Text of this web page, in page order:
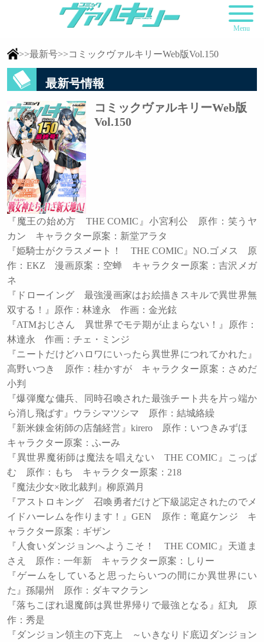
Menu
>>最新号>>コミックヴァルキリーWeb版Vol.150
最新号情報
コミックヴァルキリーWeb版
Vol.150
『魔王の始め方 THE COMIC』小宮利公 原作：笑うヤ
カン キャラクター原案：新堂アラタ
『姫騎士がクラスメート！ THE COMIC』NO.ゴメス 原
作：EKZ 漫画原案：空蝉 キャラクター原案：吉沢メガ
ネ
『ドローイング 最強漫画家はお絵描きスキルで異世界無
双する！』原作：林達永 作画：金光鉉
『ATMおじさん 異世界でモテ期が止まらない！』原作：
林達永 作画：チェ・ミンジ
『ニートだけどハロワにいったら異世界につれてかれた』
高野いつき 原作：桂かすが キャラクター原案：さめだ
小判
『爆弾魔な傭兵、同時召喚された最強チート共を片っ端か
ら消し飛ばす』ウラシマツシマ 原作：結城絡繰
『新米錬金術師の店舗経営』kirero 原作：いつきみずほ
キャラクター原案：ふーみ
『異世界魔術師は魔法を唱えない THE COMIC』こっぱ
む 原作：もち キャラクター原案：218
『魔法少女×敗北裁判』柳原満月
『アストロキング 召喚勇者だけど下級認定されたのでメ
イドハーレムを作ります！』GEN 原作：竜庭ケンジ キ
ャラクター原案：ギザン
『人食いダンジョンへようこそ！ THE COMIC』天道ま
さえ 原作：一年新 キャラクター原案：しりー
『ゲームをしていると思ったらいつの間にか異世界にい
た』孫陽州 原作：ダキマクラン
『落ちこぼれ退魔師は異世界帰りで最強となる』紅丸 原
作：秀是
『ダンジョン領主の下克上 ～いきなりド底辺ダンジョン